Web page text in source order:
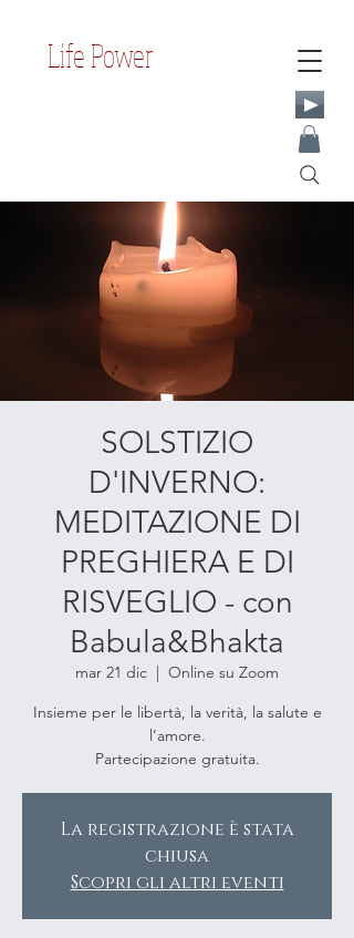
Life Power
SOLSTIZIO
D'INVERNO:
MEDITAZIONE DI
PREGHIERA E DI
RISVEGLIO - con
Babula&Bhakta
mar 21 dic
  |
Online su Zoom
Insieme per le libertà, la verità, la salute e
l’amore.
Partecipazione gratuita.
La registrazione è stata
chiusa
Scopri gli altri eventi